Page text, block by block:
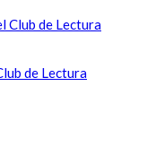
de Lectura